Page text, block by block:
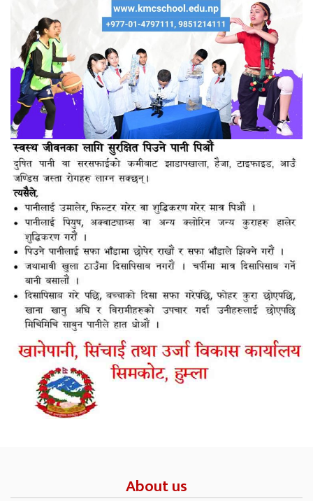
About us